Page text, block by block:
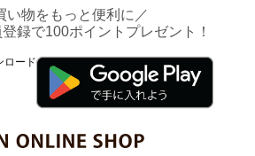
い物をもっと便利に／
録で100ポイントプレゼント！